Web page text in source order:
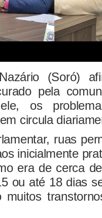
(Soró)
pela
os
circula
ruas
inicialmente
era de cerca
ou até 18 dias
muitos